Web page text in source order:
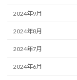
2024年9月
2024年8月
2024年7月
2024年6月